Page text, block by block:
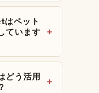
ペット
ています
どう活用